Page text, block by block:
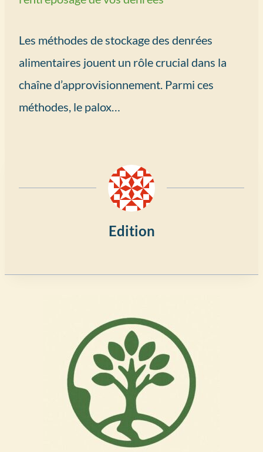
Les méthodes de stockage des denrées
alimentaires jouent un rôle crucial dans la
chaîne d’approvisionnement. Parmi ces
méthodes, le palox…
Edition